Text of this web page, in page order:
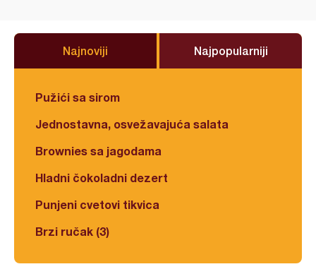
Najnoviji Najpopularniji
Pužići sa sirom
Jednostavna, osvežavajuća salata
Brownies sa jagodama
Hladni čokoladni dezert
Punjeni cvetovi tikvica
Brzi ručak (3)